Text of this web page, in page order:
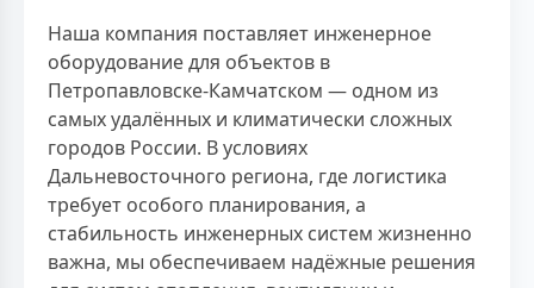
Наша компания поставляет инженерное
оборудование для объектов в
Петропавловске-Камчатском — одном из
самых удалённых и климатически сложных
городов России. В условиях
Дальневосточного региона, где логистика
требует особого планирования, а
стабильность инженерных систем жизненно
важна, мы обеспечиваем надёжные решения